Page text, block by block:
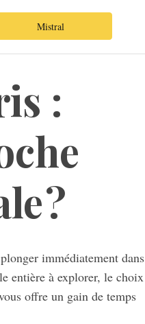
Mistral
:
?
immédiatement dans
entière à explorer, le choix
offre un gain de temps